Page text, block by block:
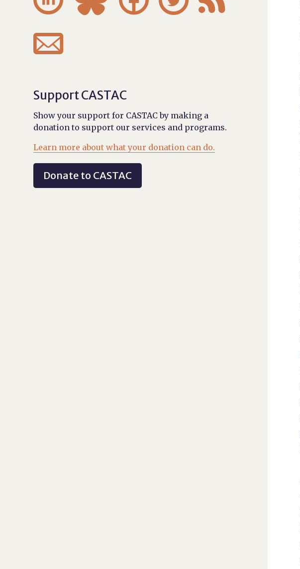

Support CASTAC
Show your support for CASTAC by making a
donation to support our services and programs.
Learn more about what your donation can do.
Donate to CASTAC